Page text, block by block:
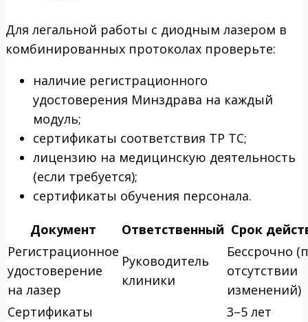
Для легальной работы с диодным лазером в
комбинированных протоколах проверьте:
наличие регистрационного
удостоверения Минздрава на каждый
модуль;
сертификаты соответствия ТР ТС;
лицензию на медицинскую деятельность
(если требуется);
сертификаты обучения персонала.
Документ Ответственный Срок
Регистрационное
удостоверение
на лазер
Руководитель
клиники
Бессрочно
отсутствии
изменений)
Сертификаты
3–5 лет